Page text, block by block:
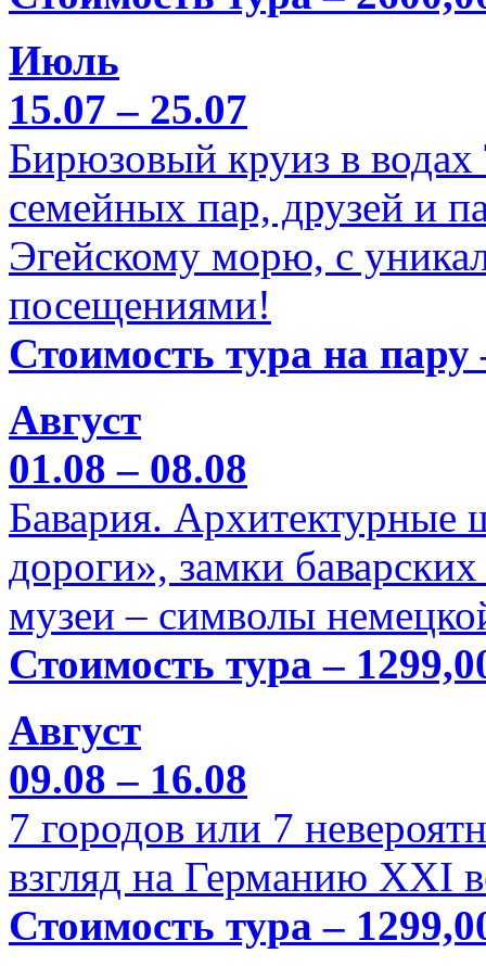
Июль
15.07 – 25.07
Бирюзовый круиз в
семейных пар, друзей и
Эгейскому морю, с
посещениями!
Стоимость тура на пару
Август
01.08 – 08.08
Бавария. Архитектурные
дороги», замки
музеи – символы
Стоимость тура –
Август
09.08 – 16.08
7 городов или 7
взгляд на Германию XXI
Стоимость тура –